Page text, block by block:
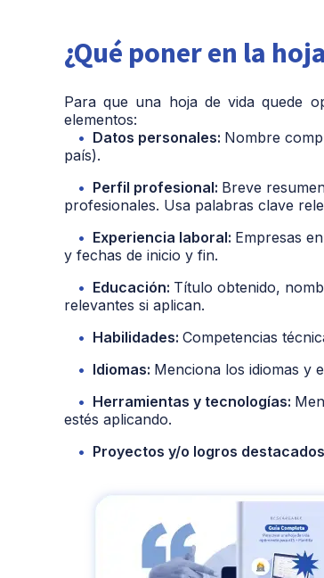
¿Qué poner en la
Para que una hoja de vida quede
elementos:
Datos personales: Nombre
país).
Perfil profesional: Breve
profesionales. Usa palabras clave
Experiencia laboral: Empresas
y fechas de inicio y fin.
Educación: Título obtenido,
relevantes si aplican.
Habilidades: Competencias
Idiomas: Menciona los idiomas y
Herramientas y tecnologías:
estés aplicando.
Proyectos y/o logros